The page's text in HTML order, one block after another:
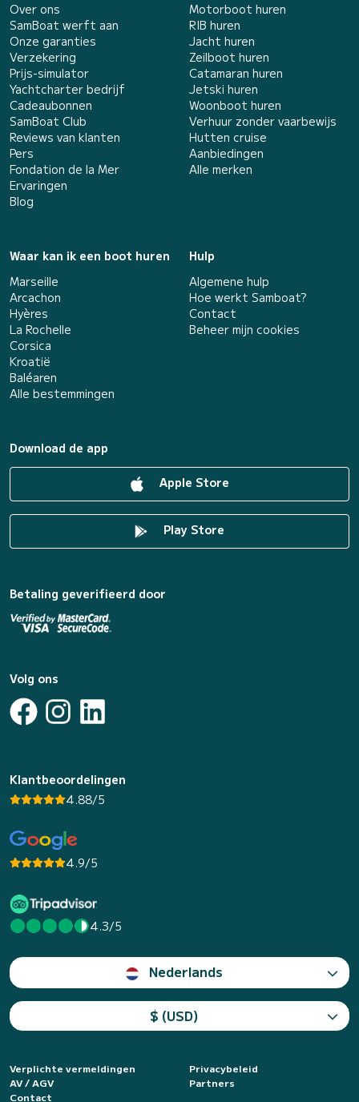
Over ons
SamBoat werft aan
Onze garanties
Verzekering
Prijs-simulator
Yachtcharter bedrijf
Cadeaubonnen
SamBoat Club
Reviews van klanten
Pers
Fondation de la Mer
Ervaringen
Blog
Motorboot huren
RIB huren
Jacht huren
Zeilboot huren
Catamaran huren
Jetski huren
Woonboot huren
Verhuur zonder vaarbewijs
Hutten cruise
Aanbiedingen
Alle merken
Waar kan ik een boot huren
Marseille
Arcachon
Hyères
La Rochelle
Corsica
Kroatië
Baléaren
Alle bestemmingen
Hulp
Algemene hulp
Hoe werkt Samboat?
Contact
Beheer mijn cookies
Download de app
Apple Store
Play Store
Betaling geverifieerd door
Volg ons
Klantbeoordelingen
4.88/5
4.9/5
4.3/5
Nederlands
$ (USD)
Verplichte vermeldingen
Privacybeleid
AV / AGV
Partners
Contact